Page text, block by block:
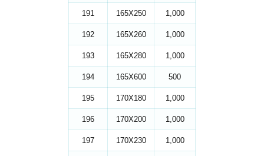
191 165X250 1,000
192 165X260 1,000
193 165X280 1,000
194 165X600 500
195 170X180 1,000
196 170X200 1,000
197 170X230 1,000